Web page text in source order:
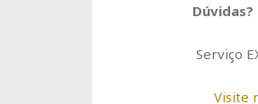
Dúvidas?
Serviço
Visite